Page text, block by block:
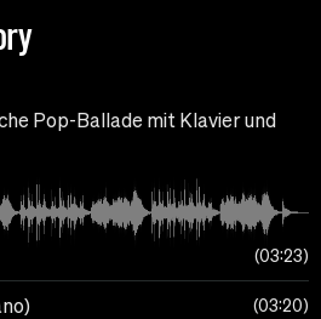
Pop-Ballade mit Klavier und
03:23
03:20